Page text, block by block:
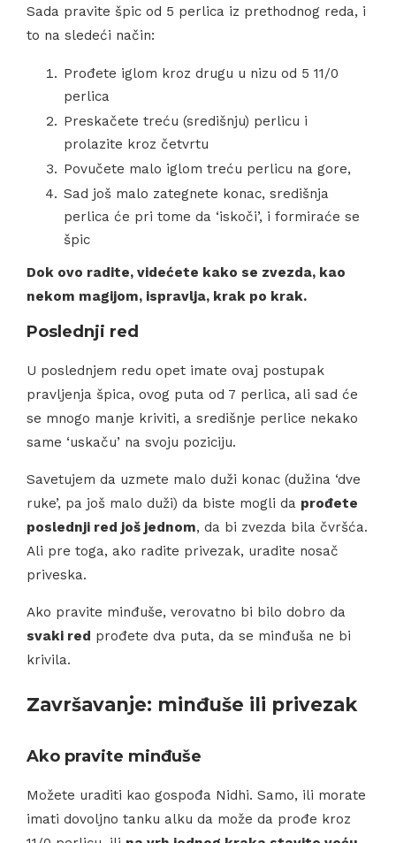
Sada pravite špic od 5 perlica iz prethodnog reda, i
to na sledeći način:
Prođete iglom kroz drugu u nizu od 5 11/0
perlica
Preskačete treću (središnju) perlicu i
prolazite kroz četvrtu
Povučete malo iglom treću perlicu na gore,
Sad još malo zategnete konac, središnja
perlica će pri tome da ‘iskoči’, i formiraće se
špic
Dok ovo radite, videćete kako se zvezda, kao
nekom magijom, ispravlja, krak po krak.
Poslednji red
U poslednjem redu opet imate ovaj postupak
pravljenja špica, ovog puta od 7 perlica, ali sad će
se mnogo manje kriviti, a središnje perlice nekako
same ‘uskaču’ na svoju poziciju.
Savetujem da uzmete malo duži konac (dužina ‘dve
ruke’, pa još malo duži) da biste mogli da prođete
poslednji red još jednom, da bi zvezda bila čvršća.
Ali pre toga, ako radite privezak, uradite nosač
priveska.
Ako pravite minđuše, verovatno bi bilo dobro da
svaki red prođete dva puta, da se minđuša ne bi
krivila.
Završavanje: minđuše ili privezak
Ako pravite minđuše
Možete uraditi kao gospođa Nidhi. Samo, ili morate
imati dovoljno tanku alku da može da prođe kroz